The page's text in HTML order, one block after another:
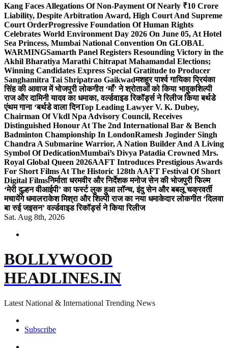
Kang Faces Allegations Of Non-Payment Of Nearly ₹10 Crore
Liability, Despite Arbitration Award, High Court And Supreme
Court OrderProgressive Foundation Of Human Rights
Celebrates World Environment Day 2026 On June 05, At Hotel
Sea Princess, Mumbai National Convention On GLOBAL
WARMINGSamarth Panel Registers Resounding Victory in the
Akhil Bharatiya Marathi Chitrapat Mahamandal Elections;
Winning Candidates Express Special Gratitude to Producer
Sanghamitra Tai Shripatrao Gaikwadमशहूर पार्श्व गायिका प्रियंका
सिंह की आवाज में भोजपुरी लोकगीत ‘माँ’ ने श्रोताओं को किया भावुकशिल्पी
राज और दामिनी यादव का धमाका, वर्ल्डवाइड रिकॉर्ड्स ने रिलीज किया बर्थडे
एंथम गाना ‘बर्थडे वाला दिनTop Leading Lawyer V. K. Dubey,
Chairman Of Vkdl Npa Advisory Council, Receives
Distinguished Honour At The 2nd International Bar & Bench
Badminton Championship In LondonRamesh Joginder Singh
Chandra A Submarine Warrior, A Nation Builder And A Living
Symbol Of DedicationMumbai’s Divya Patadia Crowned Mrs.
Royal Global Queen 2026AAFT Introduces Prestigious Awards
For Short Films At The Historic 128th AAFT Festival Of Short
Digital Filmsनिर्माता धरमवीर और निर्देशक मनोज सेन की भोजपुरी फिल्म
‘मेरी दुल्हन वीआईपी’ का फर्स्ट लुक हुआ लॉन्च, इंदु सेन और बबलू चक्रवर्ती
मचायेंगे धमालराकेश मिश्रा और शिल्पी राज का नया धमाकेदार लोकगीत ‘दिलवा
बा रुई जइसन’ वर्ल्डवाइड रिकॉर्ड्स ने किया रिलीज
Sat. Aug 8th, 2026
BOLLYWOOD
HEADLINES.IN
Latest National & International Trending News
Subscribe